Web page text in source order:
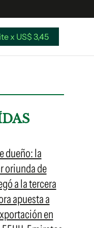
x US$ 3,45
dueño: la
oriunda de
a la tercera
apuesta a
en